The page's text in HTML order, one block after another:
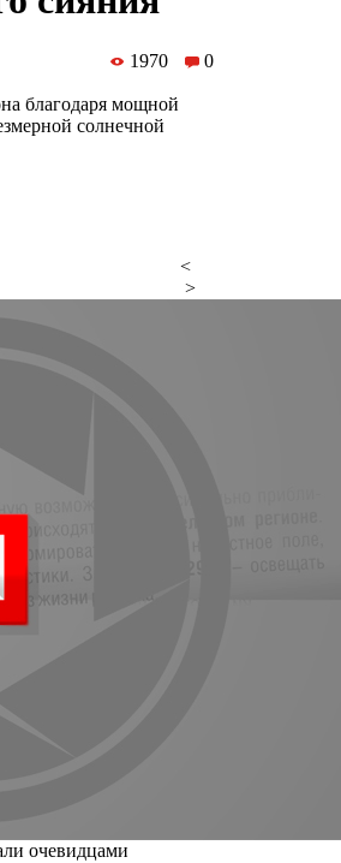
1970 0
благодаря мощной
солнечной
<
>
очевидцами